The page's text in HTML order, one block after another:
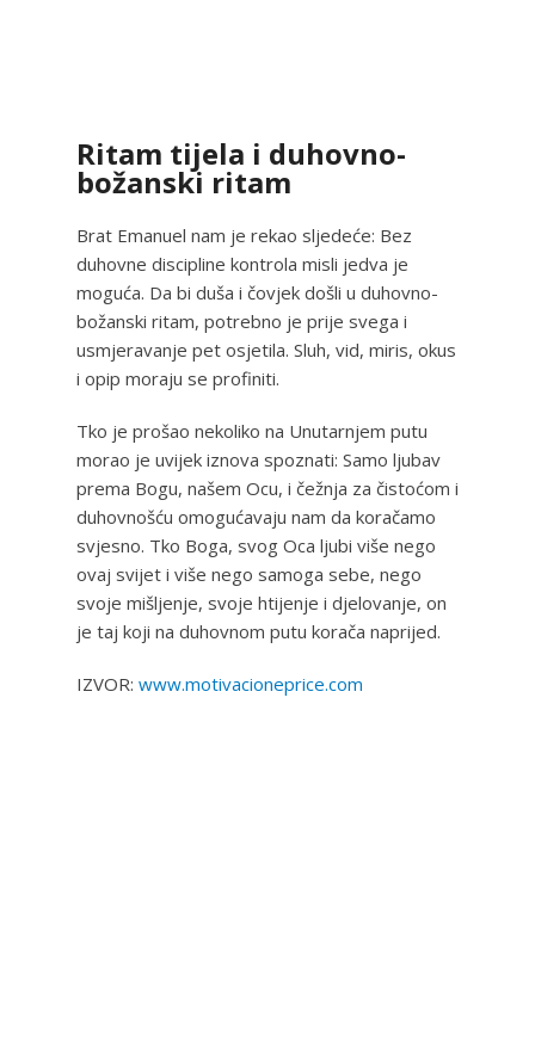
Ritam tijela i duhovno-
božanski ritam
Brat Emanuel nam je rekao sljedeće: Bez
duhovne discipline kontrola misli jedva je
moguća. Da bi duša i čovjek došli u duhovno-
božanski ritam, potrebno je prije svega i
usmjeravanje pet osjetila. Sluh, vid, miris, okus
i opip moraju se profiniti.
Tko je prošao nekoliko na Unutarnjem putu
morao je uvijek iznova spoznati: Samo ljubav
prema Bogu, našem Ocu, i čežnja za čistoćom i
duhovnošću omogućavaju nam da koračamo
svjesno. Tko Boga, svog Oca ljubi više nego
ovaj svijet i više nego samoga sebe, nego
svoje mišljenje, svoje htijenje i djelovanje, on
je taj koji na duhovnom putu korača naprijed.
IZVOR: www.motivacioneprice.com